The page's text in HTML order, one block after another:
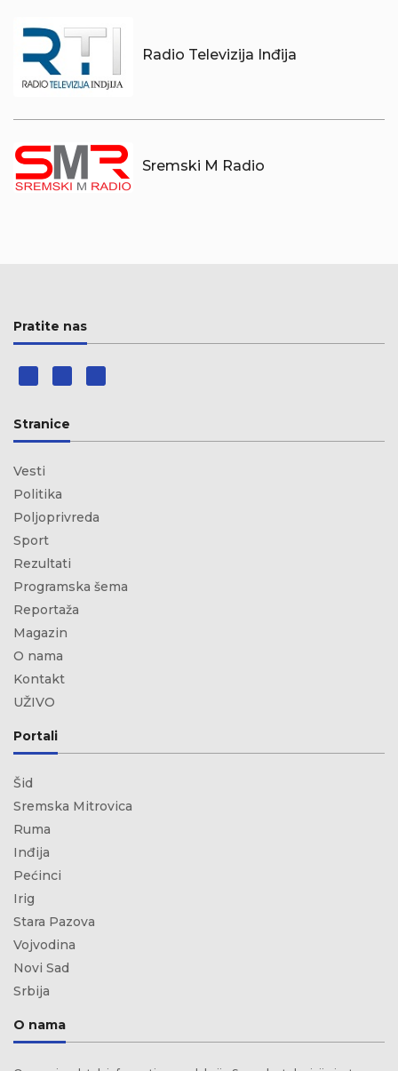
Radio Televizija Inđija
Sremski M Radio
Pratite nas
Stranice
Vesti
Politika
Poljoprivreda
Sport
Rezultati
Programska šema
Reportaža
Magazin
O nama
Kontakt
UŽIVO
Portali
Šid
Sremska Mitrovica
Ruma
Inđija
Pećinci
Irig
Stara Pazova
Vojvodina
Novi Sad
Srbija
O nama